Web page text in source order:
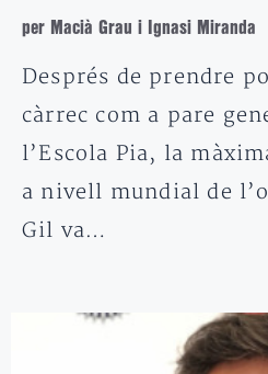
per Macià Grau i Ignasi Miranda
Després de prendre
càrrec com a pare
l’Escola Pia, la
a nivell mundial de
Gil va…